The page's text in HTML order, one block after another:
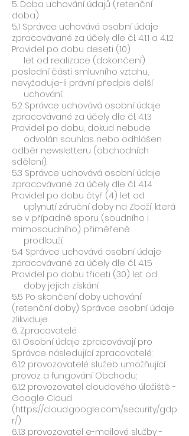
5. Doba uchování údajů (retenční
doba)
5.1 Správce uchovává osobní údaje
zpracovávané za účely dle čl. 4.1.1 a 4.1.2
Pravidel po dobu deseti (10)
let od realizace (dokončení)
poslední části smluvního vztahu,
nevyžaduje-li právní předpis delší
uchování.
5.2 Správce uchovává osobní údaje
zpracovávané za účely dle čl. 4.1.3
Pravidel po dobu, dokud nebude
odvolán souhlas nebo odhlášen
odběr newsletteru (obchodních
sdělení).
5.3 Správce uchovává osobní údaje
zpracovávané za účely dle čl. 4.1.4
Pravidel po dobu čtyř (4) let od
uplynutí záruční doby na Zboží, která
se v případně sporu (soudního i
mimosoudního) přiměřeně
prodlouží.
5.4 Správce uchovává osobní údaje
zpracovávané za účely dle čl. 4.1.5
Pravidel po dobu třiceti (30) let od
doby jejich získání.
5.5 Po skončení doby uchování
(retenční doby) Správce osobní údaje
zlikviduje.
6. Zpracovatelé
6.1 Osobní údaje zpracovávají pro
Správce následující zpracovatelé:
6.1.2 provozovatelé služeb umožňující
provoz a fungování Obchodu;
6.1.2 provozovatel cloudového úložiště -
Google Cloud
(https://cloud.google.com/security/gdp
r/)
6.1.3 provozovatel e-mailové služby -